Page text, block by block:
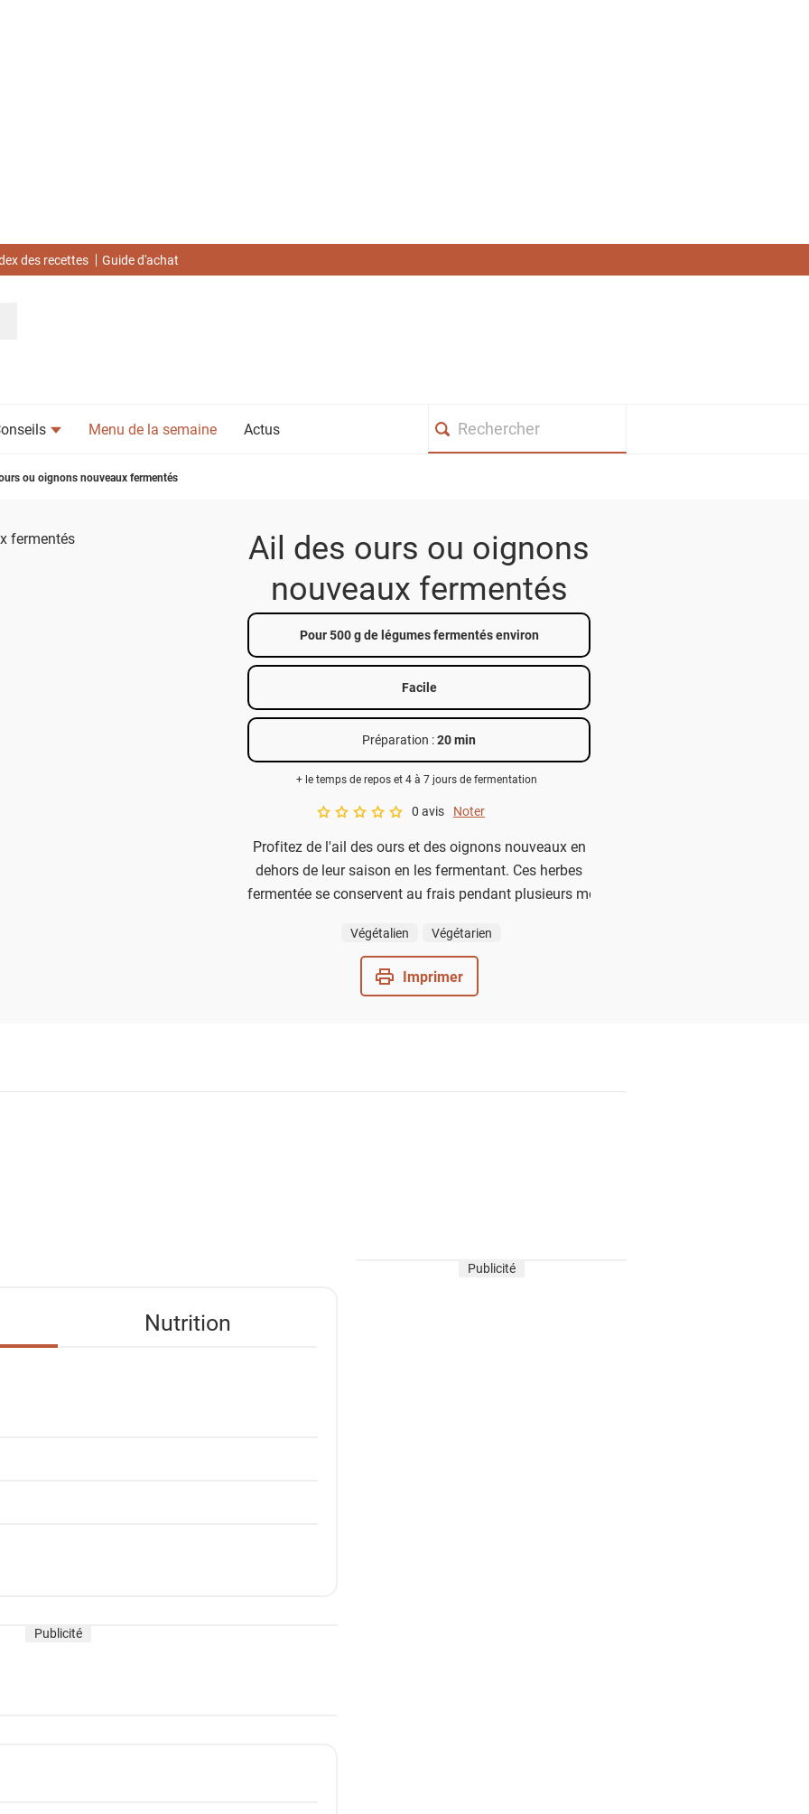
des recettes Guide d'achat
Menu de la semaine Actus
ou oignons nouveaux fermentés
Ail des ours ou oignons
nouveaux fermentés
Pour 500 g de légumes fermentés environ
Facile
Préparation :20 min
+ le temps de repos et 4 à 7 jours de fermentation
A star rating of 0 out of 5.
0 avis Noter
Profitez de l'ail des ours et des oignons nouveaux en
dehors de leur saison en les fermentant. Ces herbes
fermentée se conservent au frais pendant plusieurs mois.
Végétalien Végétarien
Imprimer
Nutrition
Publicité
Publicité